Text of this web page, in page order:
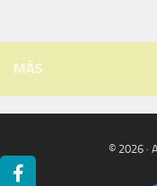
MÁS
© 2026 ·